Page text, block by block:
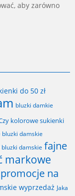
aby zarówno
do 50 zł
bluzki damkie
kolorowe sukienki
damskie
damskie fajne
markowe
na
wyprzedaż Jaka